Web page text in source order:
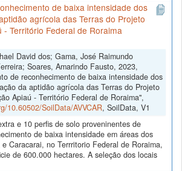
de baixa intensidade dos
agrícola das Terras do Projeto
- Território Federal de Roraima
David dos; Gama, José Raimundo
Soares, Amarindo Fausto, 2023,
de reconhecimento de baixa intensidade dos
da aptidão agrícola das Terras do Projeto
Apiaú - Território Federal de Roraima",
10.60502/SoilData/AVVCAR, SoilData, V1
e 10 perfis de solo proveninentes de
de baixa intensidade em áreas dos
Caracarai, no Terrritorio Federal de Roraima,
de 600.000 hectares. A seleção dos locais